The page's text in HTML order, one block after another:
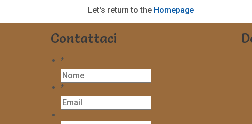
Let's return to the Homepage
Contattaci
*
*